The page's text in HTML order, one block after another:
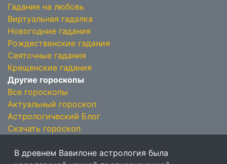
Гадание на любовь
Виртуальная гадалка
Новогодние гадания
Рождественские гадания
Святочные гадания
Крещенские гадания
Другие гороскопы
Все гороскопы
Актуальный гороскоп
Астрологический Блог
Скачать гороскоп
В древнем Вавилоне астрология была